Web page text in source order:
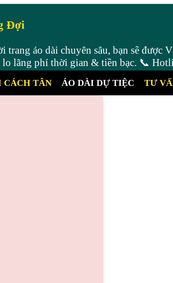
Đợi
áo dài chuyên sâu, bạn sẽ được
lãng phí thời gian & tiền bạc. 📞
CÁCH TÂN ÁO DÀI DỰ TIỆC TƯ